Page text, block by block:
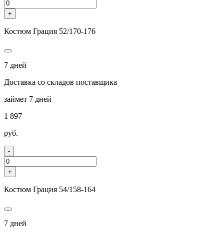
+
Костюм Грация 52/170-176
7 дней
Доставка со складов поставщика
займет 7 дней
1 897
руб.
-
+
Костюм Грация 54/158-164
7 дней